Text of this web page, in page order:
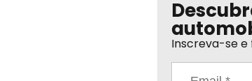
Inscreva-se e